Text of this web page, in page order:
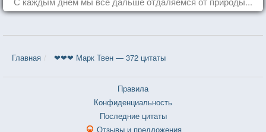
Главная ❤❤❤ Марк Твен — 372 цитаты
Правила
Конфиденциальность
Последние цитаты
Отзывы и предложения